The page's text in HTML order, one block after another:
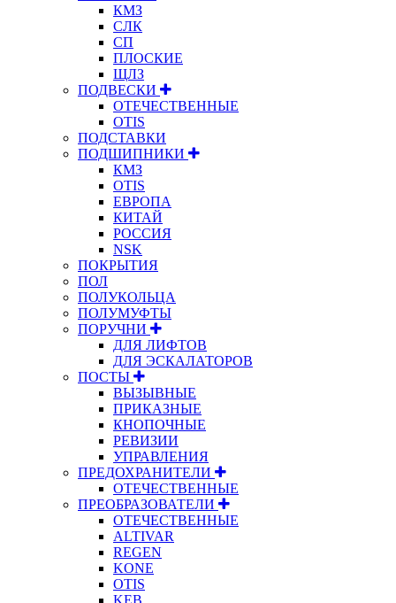
КМЗ
СЛК
СП
ПЛОСКИЕ
ЩЛЗ
ПОДВЕСКИ
ОТЕЧЕСТВЕННЫЕ
OTIS
ПОДСТАВКИ
ПОДШИПНИКИ
КМЗ
OTIS
ЕВРОПА
КИТАЙ
РОССИЯ
NSK
ПОКРЫТИЯ
ПОЛ
ПОЛУКОЛЬЦА
ПОЛУМУФТЫ
ПОРУЧНИ
ДЛЯ ЛИФТОВ
ДЛЯ ЭСКАЛАТОРОВ
ПОСТЫ
ВЫЗЫВНЫЕ
ПРИКАЗНЫЕ
КНОПОЧНЫЕ
РЕВИЗИИ
УПРАВЛЕНИЯ
ПРЕДОХРАНИТЕЛИ
ОТЕЧЕСТВЕННЫЕ
ПРЕОБРАЗОВАТЕЛИ
ОТЕЧЕСТВЕННЫЕ
ALTIVAR
REGEN
KONE
OTIS
KEB